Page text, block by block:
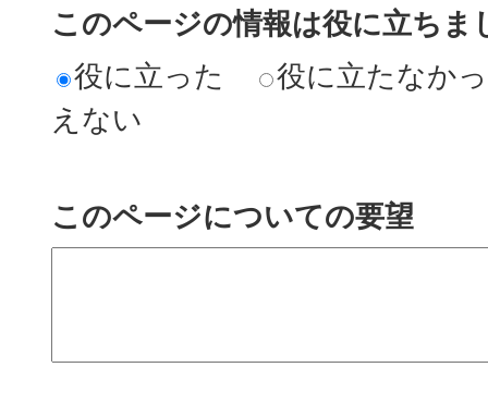
このページの情報は役に立ちま
役に立った
役に立たなか
えない
このページについての要望